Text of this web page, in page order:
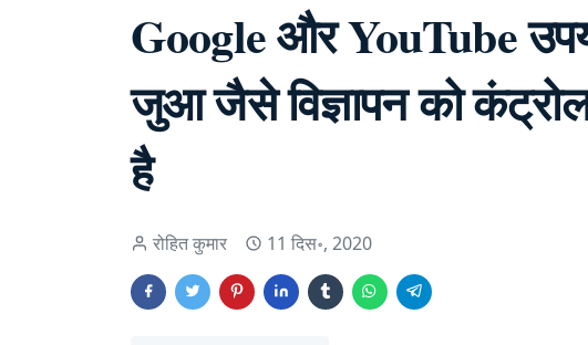
Google और YouTube
जुआ जैसे विज्ञापन को
है
रोहित कुमार 11 दिस॰, 2020